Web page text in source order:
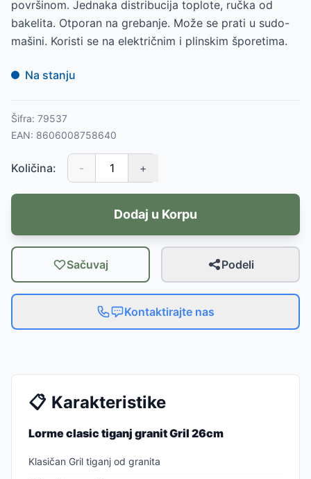
površinom. Jednaka distribucija toplote, ručka od
bakelita. Otporan na grebanje. Može se prati u sudo-
mašini. Koristi se na električnim i plinskim šporetima.
Na stanju
Šifra: 79537
EAN: 8606008758640
Količina: - +
Dodaj u Korpu
Sačuvaj Podeli
Kontaktirajte nas
📋 Karakteristike
Lorme clasic tiganj granit Gril 26cm
Klasičan Gril tiganj od granita